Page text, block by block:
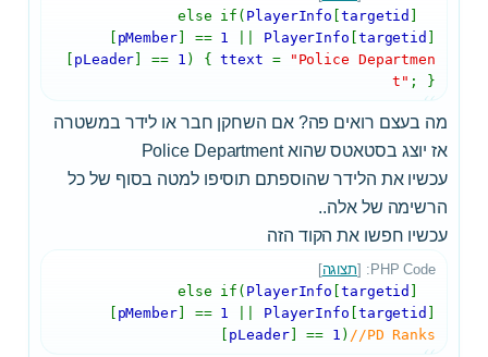
else if( PlayerInfo [targetid
pMember] == 1 PlayerInfo targetid
pLeader ] == 1 ) {ttext =
"Police Departmen
t" ; }
מה בעצם רואים פה? אם השחקן חבר או לידר במשטרה
אז יוצג בסטאטס שהוא Police Department
עכשיו את הלידר שהוספתם תוסיפו למטה בסוף של כל
הרשימה של אלה..
עכשיו חפשו את הקוד הזה
PHP Code: [ תצוגה
else if( PlayerInfo [targetid
pMember] == 1 PlayerInfo targetid
pLeader] == 1 ) //PD Ranks